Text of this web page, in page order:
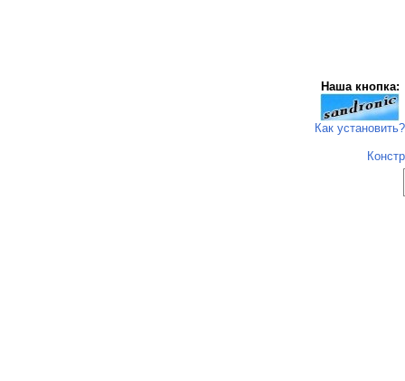
Наша кнопка:
Как установить?